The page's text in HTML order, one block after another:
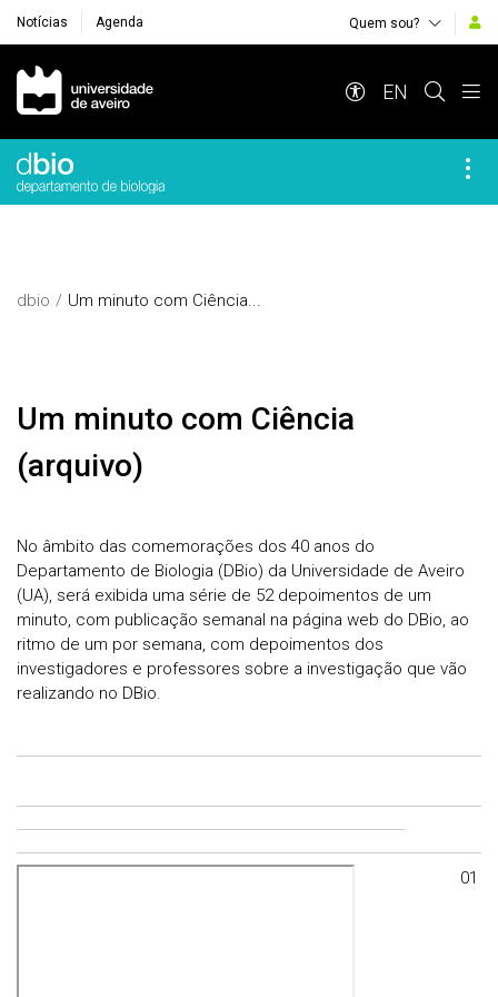
Notícias Agenda Quem sou?
Navegação Principal
EN
dbio Um minuto com Ciência...
Um minuto com Ciência
(arquivo)
No âmbito das comemorações dos 40 anos do
Departamento de Biologia (DBio) da Universidade de Aveiro
(UA), será exibida uma série de 52 depoimentos de um
minuto, com publicação semanal na página web do DBio, ao
ritmo de um por semana, com depoimentos dos
investigadores e professores sobre a investigação que vão
realizando no DBio.
01